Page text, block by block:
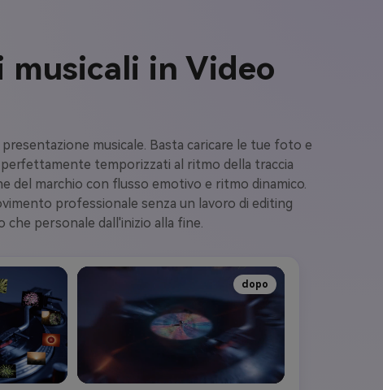
in Video
musicale. Basta caricare le tue foto e
temporizzati al ritmo della traccia
del marchio con flusso emotivo e ritmo dinamico.
professionale senza un lavoro di editing
personale dall'inizio alla fine.
dopo